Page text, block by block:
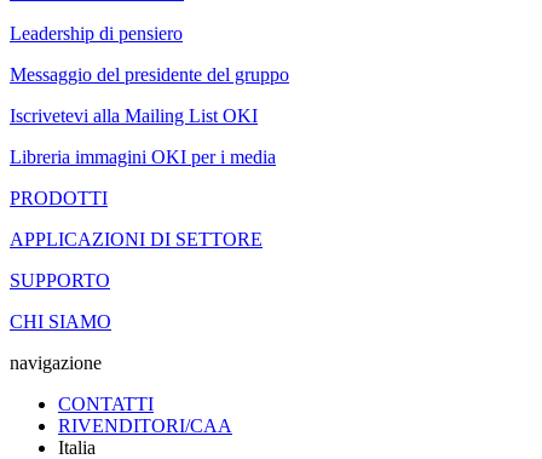
Leadership di pensiero
Messaggio del presidente del gruppo
Iscrivetevi alla Mailing List OKI
Libreria immagini OKI per i media
PRODOTTI
APPLICAZIONI DI SETTORE
SUPPORTO
CHI SIAMO
navigazione
CONTATTI
RIVENDITORI/CAA
Italia